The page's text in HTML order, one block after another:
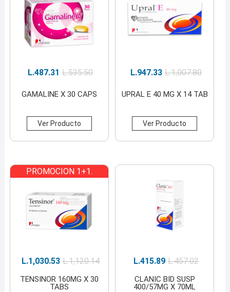
L.535.50
L.487.31
GAMALINE X 30 CAPS
Ver Producto
L.1,007.80
L.947.33
UPRAL E 40 MG X 14 TAB
Ver Producto
PROMOCION 1+1.
L.1,120.14
L.1,030.53
TENSINOR 160MG X 30
TABS
L.457.02
L.415.89
CLANIC BID SUSP
400/57MG X 70ML